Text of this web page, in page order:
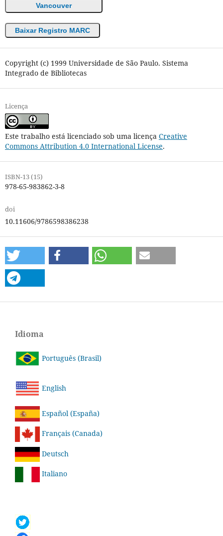
Vancouver
Baixar Registro MARC
Copyright (c) 1999 Universidade de São Paulo. Sistema
Integrado de Bibliotecas
Licença
Este trabalho está licenciado sob uma licença Creative
Commons Attribution 4.0 International License.
ISBN-13 (15)
978-65-983862-3-8
doi
10.11606/9786598386238
Idioma
Português (Brasil)
English
Español (España)
Français (Canada)
Deutsch
Italiano